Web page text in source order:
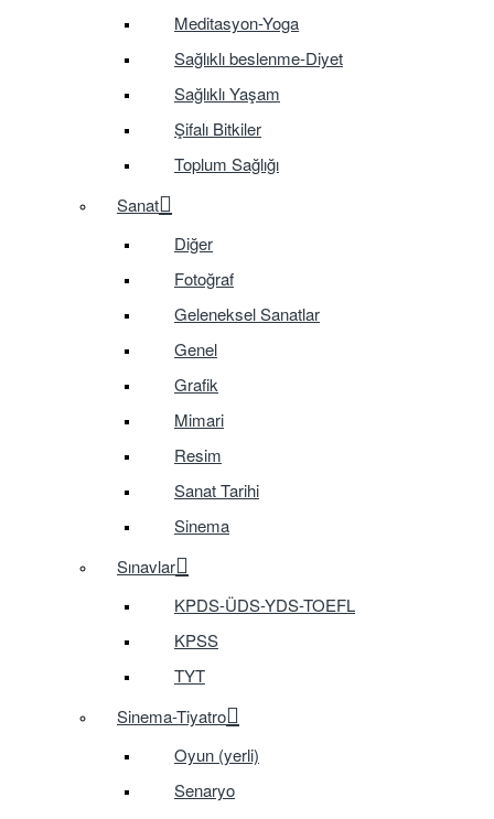
Meditasyon-Yoga
Sağlıklı beslenme-Diyet
Sağlıklı Yaşam
Şifalı Bitkiler
Toplum Sağlığı
Sanat
Diğer
Fotoğraf
Geleneksel Sanatlar
Genel
Grafik
Mimari
Resim
Sanat Tarihi
Sinema
Sınavlar
KPDS-ÜDS-YDS-TOEFL
KPSS
TYT
Sinema-Tiyatro
Oyun (yerli)
Senaryo